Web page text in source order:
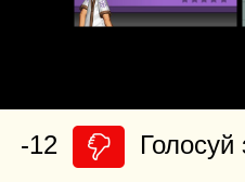
-12 Голосуй